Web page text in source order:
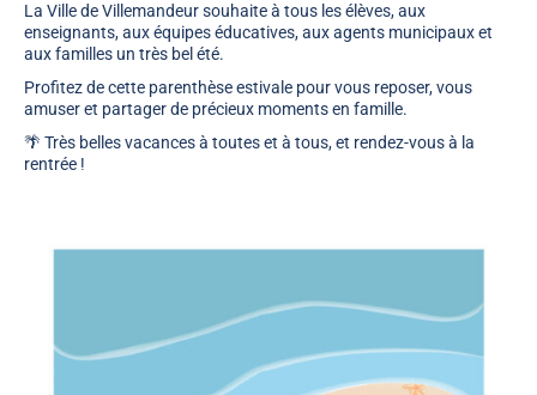
La Ville de Villemandeur souhaite à tous les élèves, aux
enseignants, aux équipes éducatives, aux agents municipaux et
aux familles un très bel été.
Profitez de cette parenthèse estivale pour vous reposer, vous
amuser et partager de précieux moments en famille.
🌴Très belles vacances à toutes et à tous, et rendez-vous à la
rentrée !